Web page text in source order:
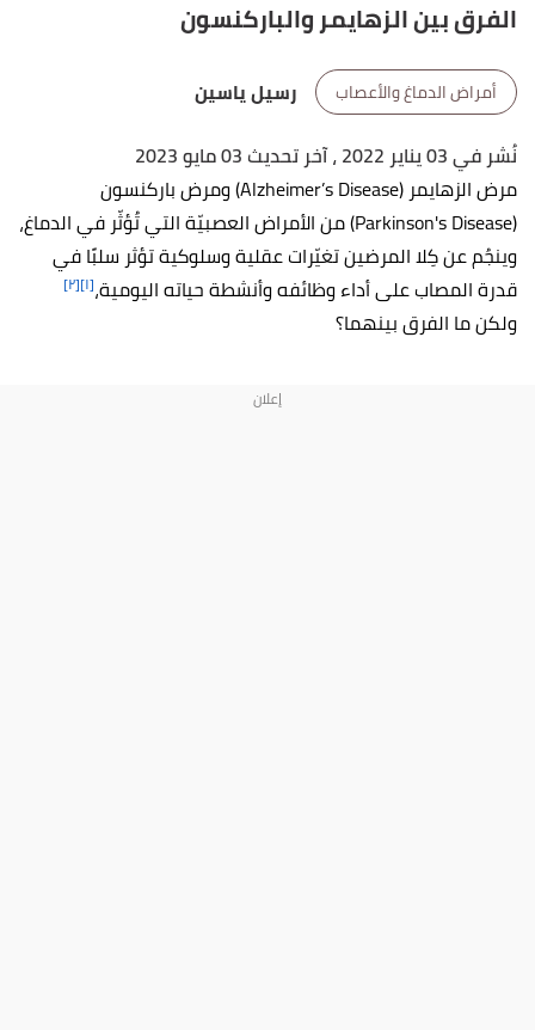
الفرق بين الزهايمر والباركنسون
أمراض الدماغ والأعصاب
رسيل ياسين
نُشر في 03 يناير 2022
، آخر تحديث 03 مايو 2023
مرض الزهايمر (Alzheimer’s Disease) ومرض باركنسون
(Parkinson's Disease) من الأمراض العصبيّة التي تُؤثّر في الدماغ،
وينجُم عن كِلا المرضين تغيّرات عقلية وسلوكية تؤثر سلبًا في
قدرة المصاب على أداء وظائفه وأنشطة حياته اليومية،[١] [٢]
ولكن ما الفرق بينهما؟